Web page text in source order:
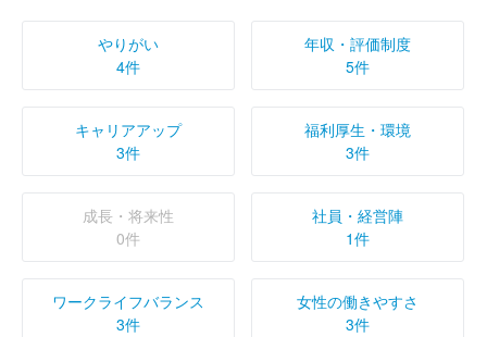
やりがい
4件
年収・評価制度
5件
キャリアアップ
3件
福利厚生・環境
3件
成長・将来性
0件
社員・経営陣
1件
ワークライフバランス
3件
女性の働きやすさ
3件